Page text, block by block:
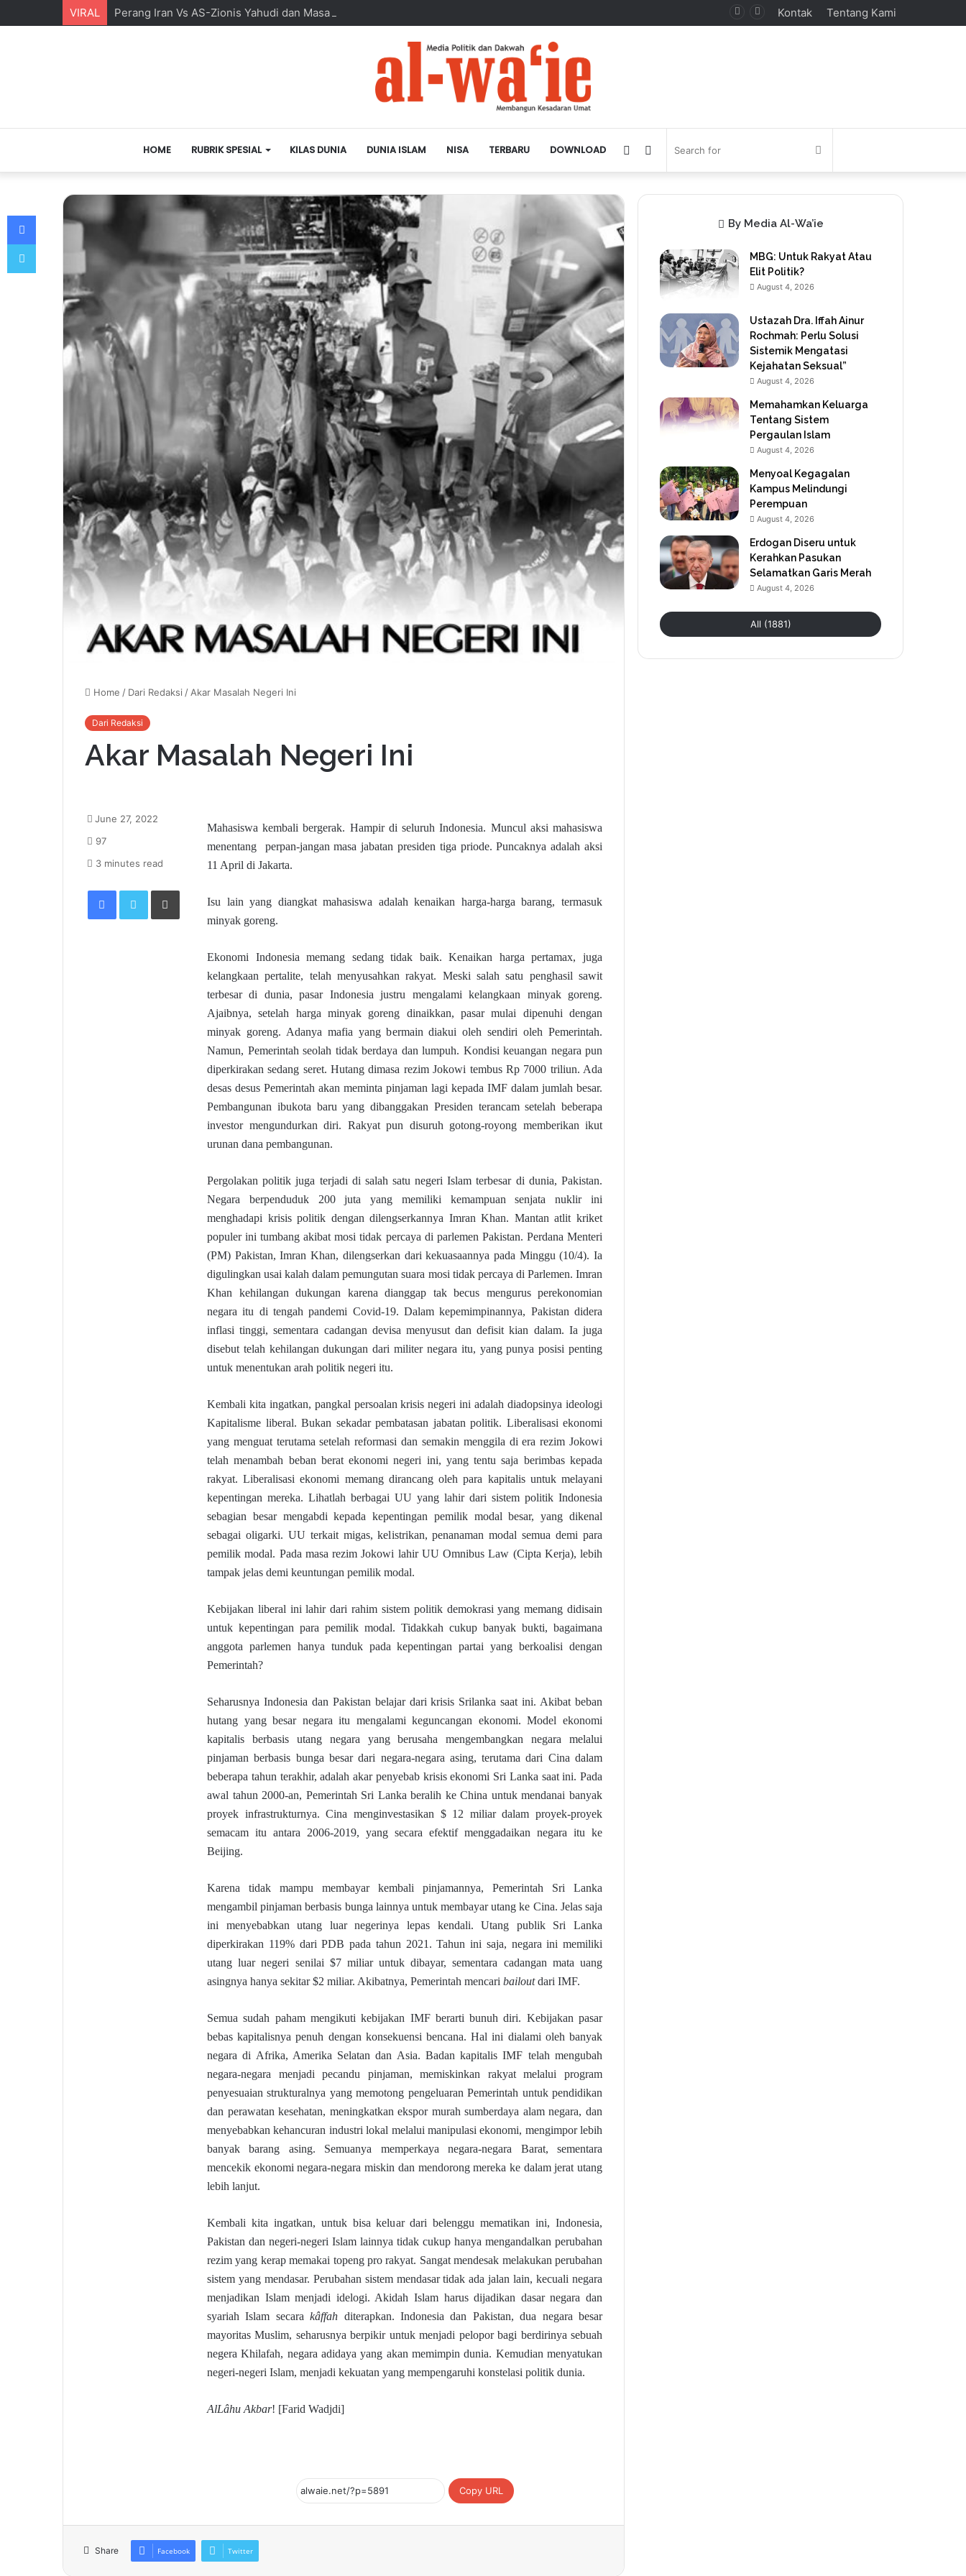
VIRAL Perang Iran Vs AS-Zionis Yahudi dan Masa Depan Dunia Islam Kontak Tentang Kami
HOME RUBRIK SPESIAL KILAS DUNIA DUNIA ISLAM NISA TERBARU DOWNLOAD
for
Switch
skin
Sidebar
Home / Dari Redaksi / Akar Masalah Negeri Ini
Dari Redaksi
Akar Masalah Negeri Ini
Mahasiswa kembali bergerak. Hampir di seluruh Indonesia. Muncul aksi mahasiswa
menentang perpan-jangan masa jabatan presiden tiga priode. Puncaknya adalah aksi
11 April di Jakarta.
Isu lain yang diangkat mahasiswa adalah kenaikan harga-harga barang, termasuk
minyak goreng.
Ekonomi Indonesia memang sedang tidak baik. Kenaikan harga pertamax, juga
kelangkaan pertalite, telah menyusahkan rakyat. Meski salah satu penghasil sawit
terbesar di dunia, pasar Indonesia justru mengalami kelangkaan minyak goreng.
Ajaibnya, setelah harga minyak goreng dinaikkan, pasar mulai dipenuhi dengan
minyak goreng. Adanya mafia yang bermain diakui oleh sendiri oleh Pemerintah.
Namun, Pemerintah seolah tidak berdaya dan lumpuh. Kondisi keuangan negara pun
diperkirakan sedang seret. Hutang dimasa rezim Jokowi tembus Rp 7000 triliun. Ada
desas desus Pemerintah akan meminta pinjaman lagi kepada IMF dalam jumlah besar.
Pembangunan ibukota baru yang dibanggakan Presiden terancam setelah beberapa
investor mengundurkan diri. Rakyat pun disuruh gotong-royong memberikan ikut
urunan dana pembangunan.
Pergolakan politik juga terjadi di salah satu negeri Islam terbesar di dunia, Pakistan.
Negara berpenduduk 200 juta yang memiliki kemampuan senjata nuklir ini
menghadapi krisis politik dengan dilengserkannya Imran Khan. Mantan atlit kriket
populer ini tumbang akibat mosi tidak percaya di parlemen Pakistan. Perdana Menteri
(PM) Pakistan, Imran Khan, dilengserkan dari kekuasaannya pada Minggu (10/4). Ia
digulingkan usai kalah dalam pemungutan suara mosi tidak percaya di Parlemen. Imran
Khan kehilangan dukungan karena dianggap tak becus mengurus perekonomian
negara itu di tengah pandemi Covid-19. Dalam kepemimpinannya, Pakistan didera
inflasi tinggi, sementara cadangan devisa menyusut dan defisit kian dalam. Ia juga
disebut telah kehilangan dukungan dari militer negara itu, yang punya posisi penting
untuk menentukan arah politik negeri itu.
Kembali kita ingatkan, pangkal persoalan krisis negeri ini adalah diadopsinya ideologi
Kapitalisme liberal. Bukan sekadar pembatasan jabatan politik. Liberalisasi ekonomi
yang menguat terutama setelah reformasi dan semakin menggila di era rezim Jokowi
telah menambah beban berat ekonomi negeri ini, yang tentu saja berimbas kepada
rakyat. Liberalisasi ekonomi memang dirancang oleh para kapitalis untuk melayani
kepentingan mereka. Lihatlah berbagai UU yang lahir dari sistem politik Indonesia
sebagian besar mengabdi kepada kepentingan pemilik modal besar, yang dikenal
sebagai oligarki. UU terkait migas, kelistrikan, penanaman modal semua demi para
pemilik modal. Pada masa rezim Jokowi lahir UU Omnibus Law (Cipta Kerja), lebih
tampak jelas demi keuntungan pemilik modal.
Kebijakan liberal ini lahir dari rahim sistem politik demokrasi yang memang didisain
untuk kepentingan para pemilik modal. Tidakkah cukup banyak bukti, bagaimana
anggota parlemen hanya tunduk pada kepentingan partai yang berkoalisi dengan
Pemerintah?
Seharusnya Indonesia dan Pakistan belajar dari krisis Srilanka saat ini. Akibat beban
hutang yang besar negara itu mengalami keguncangan ekonomi. Model ekonomi
kapitalis berbasis utang negara yang berusaha mengembangkan negara melalui
pinjaman berbasis bunga besar dari negara-negara asing, terutama dari Cina dalam
beberapa tahun terakhir, adalah akar penyebab krisis ekonomi Sri Lanka saat ini. Pada
awal tahun 2000-an, Pemerintah Sri Lanka beralih ke China untuk mendanai banyak
proyek infrastrukturnya. Cina menginvestasikan $ 12 miliar dalam proyek-proyek
semacam itu antara 2006-2019, yang secara efektif menggadaikan negara itu ke
Beijing.
Karena tidak mampu membayar kembali pinjamannya, Pemerintah Sri Lanka
mengambil pinjaman berbasis bunga lainnya untuk membayar utang ke Cina. Jelas saja
ini menyebabkan utang luar negerinya lepas kendali. Utang publik Sri Lanka
diperkirakan 119% dari PDB pada tahun 2021. Tahun ini saja, negara ini memiliki
utang luar negeri senilai $7 miliar untuk dibayar, sementara cadangan mata uang
asingnya hanya sekitar $2 miliar. Akibatnya, Pemerintah mencari bailoutdari IMF.
Semua sudah paham mengikuti kebijakan IMF berarti bunuh diri. Kebijakan pasar
bebas kapitalisnya penuh dengan konsekuensi bencana. Hal ini dialami oleh banyak
negara di Afrika, Amerika Selatan dan Asia. Badan kapitalis IMF telah mengubah
negara-negara menjadi pecandu pinjaman, memiskinkan rakyat melalui program
penyesuaian strukturalnya yang memotong pengeluaran Pemerintah untuk pendidikan
dan perawatan kesehatan, meningkatkan ekspor murah sumberdaya alam negara, dan
menyebabkan kehancuran industri lokal melalui manipulasi ekonomi, mengimpor lebih
banyak barang asing. Semuanya memperkaya negara-negara Barat, sementara
mencekik ekonomi negara-negara miskin dan mendorong mereka ke dalam jerat utang
lebih lanjut.
Kembali kita ingatkan, untuk bisa keluar dari belenggu mematikan ini, Indonesia,
Pakistan dan negeri-negeri Islam lainnya tidak cukup hanya mengandalkan perubahan
rezim yang kerap memakai topeng pro rakyat. Sangat mendesak melakukan perubahan
sistem yang mendasar. Perubahan sistem mendasar tidak ada jalan lain, kecuali negara
menjadikan Islam menjadi idelogi. Akidah Islam harus dijadikan dasar negara dan
syariah Islam secarakâffah diterapkan. Indonesia dan Pakistan, dua negara besar
mayoritas Muslim, seharusnya berpikir untuk menjadi pelopor bagi berdirinya sebuah
negera Khilafah, negara adidaya yang akan memimpin dunia. Kemudian menyatukan
negeri-negeri Islam, menjadi kekuatan yang mempengaruhi konstelasi politik dunia.
AlLâhu Akbar! [Farid Wadjdi]
Copy URL
June 27, 2022
97
3 minutes read
Facebook Twitter Print
Share Facebook Twitter
By Media Al-Wa’ie
MBG: Untuk Rakyat Atau
Elit Politik?
August 4, 2026
Ustazah Dra. Iffah Ainur
Rochmah: Perlu Solusi
Sistemik Mengatasi
Kejahatan Seksual”
August 4, 2026
Memahamkan Keluarga
Tentang Sistem
Pergaulan Islam
August 4, 2026
Menyoal Kegagalan
Kampus Melindungi
Perempuan
August 4, 2026
Erdogan Diseru untuk
Kerahkan Pasukan
Selamatkan Garis Merah
August 4, 2026
All (1881)
Facebook